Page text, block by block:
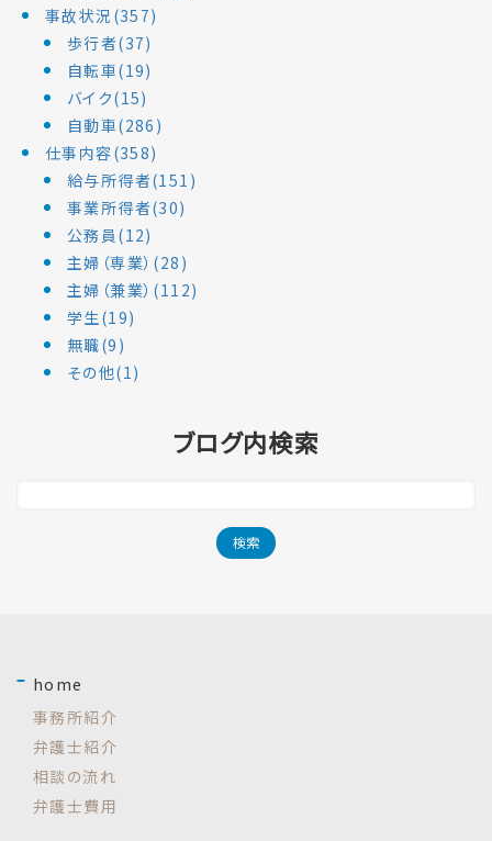
事故状況(357)
歩行者(37)
自転車(19)
バイク(15)
自動車(286)
仕事内容(358)
給与所得者(151)
事業所得者(30)
公務員(12)
主婦（専業）(28)
主婦（兼業）(112)
学生(19)
無職(9)
その他(1)
ブログ内検索
home
事務所紹介
弁護士紹介
相談の流れ
弁護士費用